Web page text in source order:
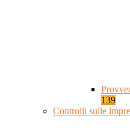
139
Controlli sulle